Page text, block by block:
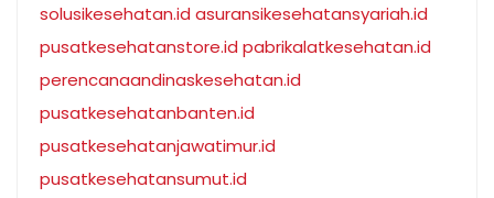
solusikesehatan.id asuransikesehatansyariah.id
pusatkesehatanstore.id pabrikalatkesehatan.id
perencanaandinaskesehatan.id
pusatkesehatanbanten.id
pusatkesehatanjawatimur.id
pusatkesehatansumut.id